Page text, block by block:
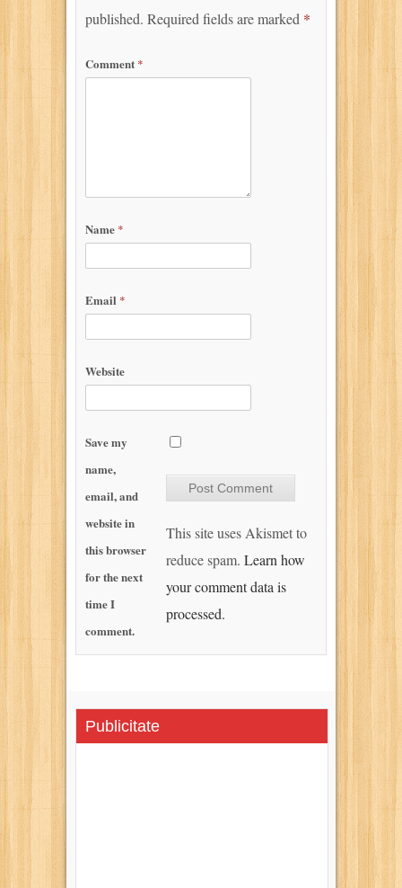
published. Required fields are marked *
Comment *
Name *
Email *
Website
Save my
name,
email, and
website in
this browser
for the next
time I
comment.
This site uses Akismet to
reduce spam. Learn how
your comment data is
processed.
Publicitate